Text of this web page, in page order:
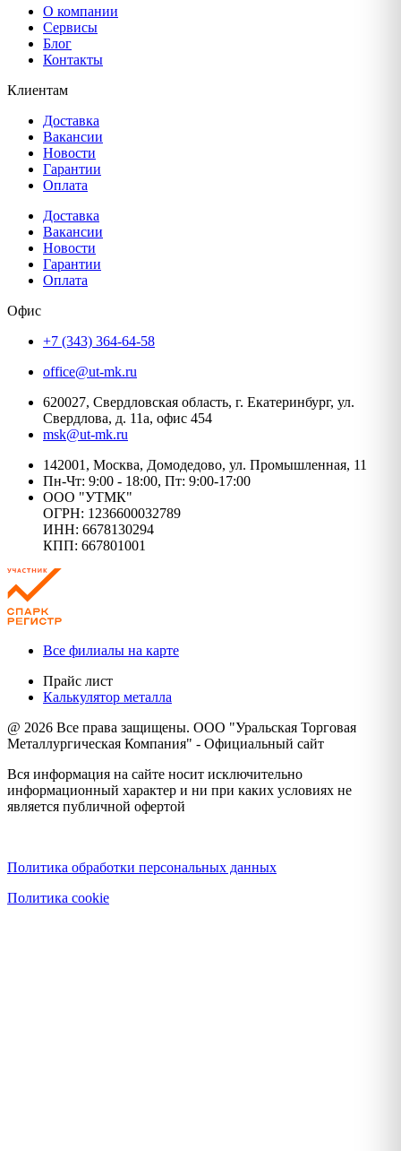
О компании
Сервисы
Блог
Контакты
Клиентам
Доставка
Вакансии
Новости
Гарантии
Оплата
Доставка
Вакансии
Новости
Гарантии
Оплата
Офис
+7 (343) 364-64-58
office@ut-mk.ru
620027, Свердловская область, г. Екатеринбург, ул.
Свердлова, д. 11а, офис 454
msk@ut-mk.ru
142001, Москва, Домодедово, ул. Промышленная, 11
Пн-Чт: 9:00 - 18:00, Пт: 9:00-17:00
ООО "УТМК"
ОГРН: 1236600032789
ИНН: 6678130294
КПП: 667801001
Все филиалы на карте
Прайс лист
Калькулятор металла
@ 2026 Все права защищены. ООО "Уральская Торговая
Металлургическая Компания" - Официальный сайт
Вся информация на сайте носит исключительно
информационный характер и ни при каких условиях не
является публичной офертой
Политика обработки персональных данных
Политика cookie